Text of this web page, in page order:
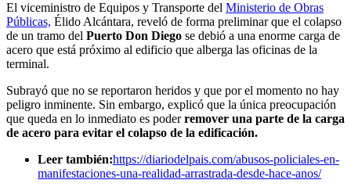
El viceministro de Equipos y Transporte del Ministerio de Obras
Públicas, Élido Alcántara, reveló de forma preliminar que el colapso
de un tramo del Puerto Don Diego se debió a una enorme carga de
acero que está próximo al edificio que alberga las oficinas de la
terminal.
Subrayó que no se reportaron heridos y que por el momento no hay
peligro inminente. Sin embargo, explicó que la única preocupación
que queda en lo inmediato es poderremover una parte de la carga
de acero para evitar el colapso de la edificación.
Leer también:https://diariodelpais.com/abusos-policiales-en-
manifestaciones-una-realidad-arrastrada-desde-hace-anos/